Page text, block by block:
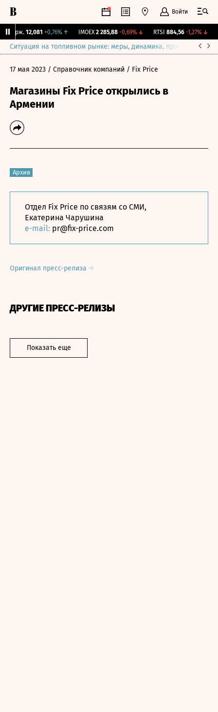
Войти
Бирж. 12,081 +0,76%↑ IMOEX 2 285,88 -0,69%↓ RTSI 884,56 -1,27%↓
Ситуация на топливном рынке: меры, динамика, прогнозы
17 мая 2023 / Справочник компаний / Fix Price
Магазины Fix Price открылись в
Армении
Архив
Отдел Fix Price по связям со СМИ,
Екатерина Чарушина
e-mail: pr@fix-price.com
Оригинал пресс-релиза
ДРУГИЕ ПРЕСС-РЕЛИЗЫ
Показать еще